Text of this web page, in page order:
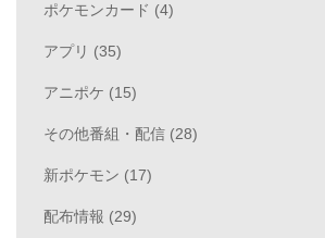
ポケモンカード (4)
アプリ (35)
アニポケ (15)
その他番組・配信 (28)
新ポケモン (17)
配布情報 (29)